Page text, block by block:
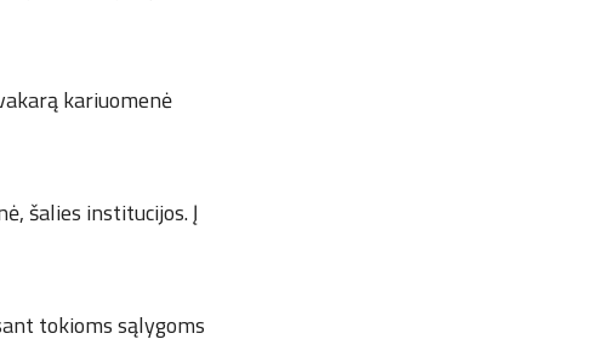
kariuomenė
šalies institucijos. Į
tokioms sąlygoms